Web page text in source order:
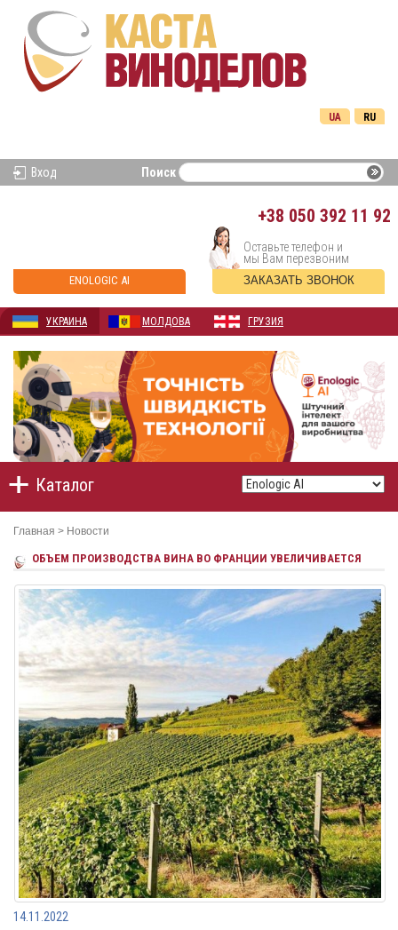
RU
UA
Вход Поиск
+38 050 392 11 92
ENOLOGIC AI
Оставьте телефон и
мы Вам перезвоним
ЗАКАЗАТЬ ЗВОНОК
УКРАИНА МОЛДОВА ГРУЗИЯ
Каталог
Главная > Новости
ОБЪЕМ ПРОИЗВОДСТВА ВИНА ВО ФРАНЦИИ УВЕЛИЧИВАЕТСЯ
14.11.2022